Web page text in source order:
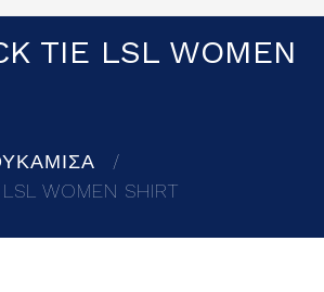
TIE LSL WOMEN
WOMEN SHIRT